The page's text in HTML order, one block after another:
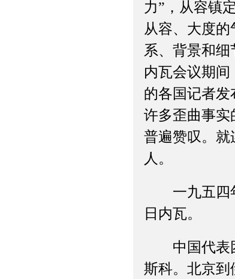
力”，从容镇
从容、大度
系、背景和
内瓦会议期
的各国记者
许多歪曲事实
普遍赞叹。就
人。
一九五四年
日内瓦。
中国代表团
斯科。北京到